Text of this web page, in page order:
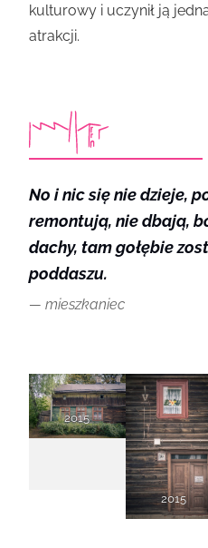
kulturowy i uczynił ją
atrakcji.
No i nic się nie dzieje,
remontują, nie dbają,
dachy, tam gołębie
poddaszu.
mieszkaniec
2015
2015